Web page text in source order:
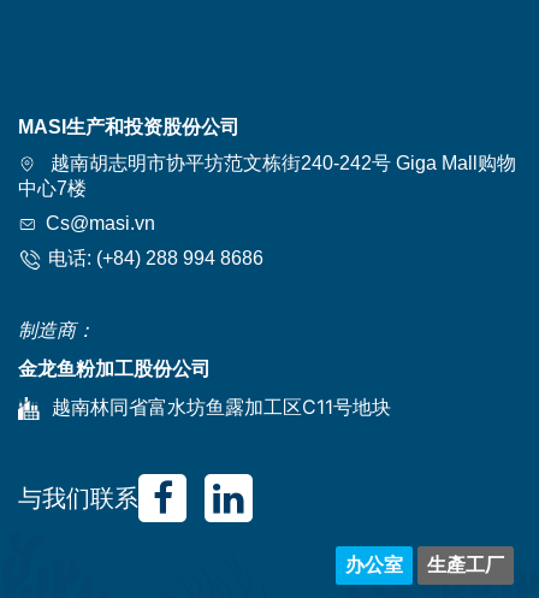
MASI生产和投资股份公司
越南胡志明市协平坊范文栋街240-242号 Giga Mall购物
中心7楼
Cs@masi.vn
电话: (+84) 288 994 8686
制造商：
金龙鱼粉加工股份公司
越南林同省富水坊鱼露加工区C11号地块
与我们联系
办公室 生產工厂